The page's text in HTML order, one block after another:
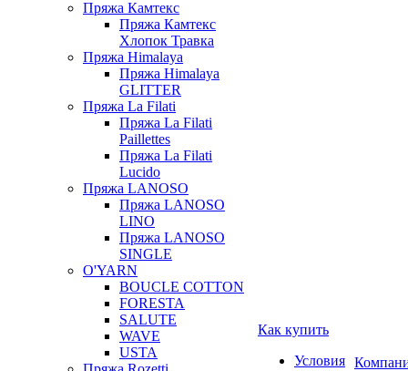
Пряжа Камтекс
Пряжа Камтекс
Хлопок Травка
Пряжа Himalaya
Пряжа Himalaya
GLITTER
Пряжа La Filati
Пряжа La Filati
Paillettes
Пряжа La Filati
Lucido
Пряжа LANOSO
Пряжа LANOSO
LINO
Пряжа LANOSO
SINGLE
O'YARN
BOUCLE COTTON
FORESTA
SALUTE
WAVE
USTA
Как купить
Условия